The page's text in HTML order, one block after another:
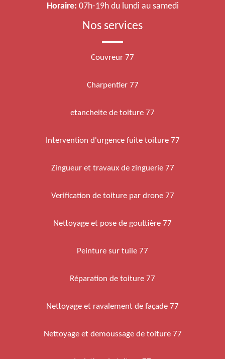
Horaire: 07h-19h du lundi au samedi
Nos services
Couvreur 77
Charpentier 77
etancheite de toiture 77
Intervention d'urgence fuite toiture 77
Zingueur et travaux de zinguerie 77
Verification de toiture par drone 77
Nettoyage et pose de gouttière 77
Peinture sur tuile 77
Réparation de toiture 77
Nettoyage et ravalement de façade 77
Nettoyage et demoussage de toiture 77